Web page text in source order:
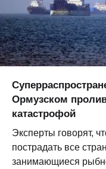
Ормузском
катастрофой
Эксперты говорят,
пострадать все
занимающиеся